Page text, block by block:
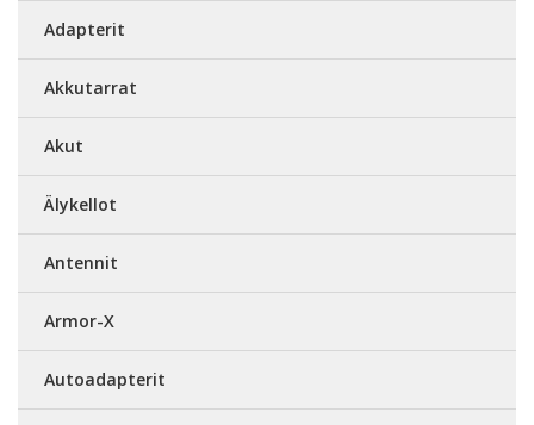
Adapterit
Akkutarrat
Akut
Älykellot
Antennit
Armor-X
Autoadapterit